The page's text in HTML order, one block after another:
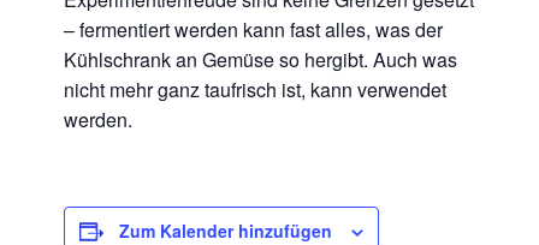
– fermentiert werden kann fast alles, was der
Kühlschrank an Gemüse so hergibt. Auch was
nicht mehr ganz taufrisch ist, kann verwendet
werden.
Zum Kalender hinzufügen